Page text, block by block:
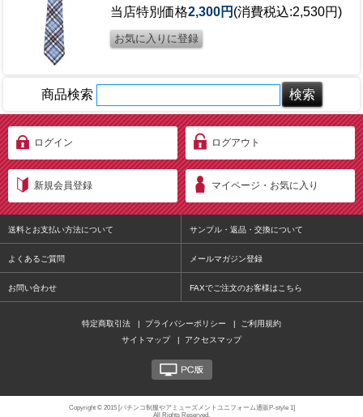
当店特別価格2,300円 (消費税込:2,530円)
商品検索
ログイン ログアウト
新規会員登録 マイページ・お気に入り
送料とお支払い方法について サンプル・返品・交換について
よくあるご質問 メールマガジン登録
お問い合わせ FAXでご注文のお客様はこちら
特定商取引法 | プライバシーポリシー |
ご利用規約
サイトマップ
| アクセスマップ
Copyright © 2015 [パチンコ制服やアミューズメントユニフォーム通販P-style 1]
All Rights Reserved.